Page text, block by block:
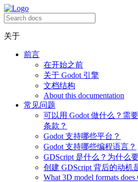
关于
前言
在开始之前
关于 Godot 引擎
文档结构
About this documentation
常见问题
可以用 Godot 做什么？需
条款？
Godot 支持哪些平台？
Godot 支持哪些编程语言？
GDScript 是什么？为什么
创建 GDScript 背后的动机
What 3D model formats does